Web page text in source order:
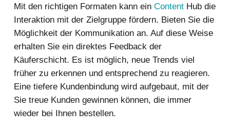
Mit den richtigen Formaten kann ein Content Hub die
Interaktion mit der Zielgruppe fördern. Bieten Sie die
Möglichkeit der Kommunikation an. Auf diese Weise
erhalten Sie ein direktes Feedback der
Käuferschicht. Es ist möglich, neue Trends viel
früher zu erkennen und entsprechend zu reagieren.
Eine tiefere Kundenbindung wird aufgebaut, mit der
Sie treue Kunden gewinnen können, die immer
wieder bei Ihnen bestellen.